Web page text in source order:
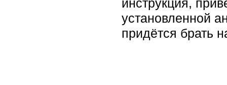
инструкция,
установленной
придётся брать